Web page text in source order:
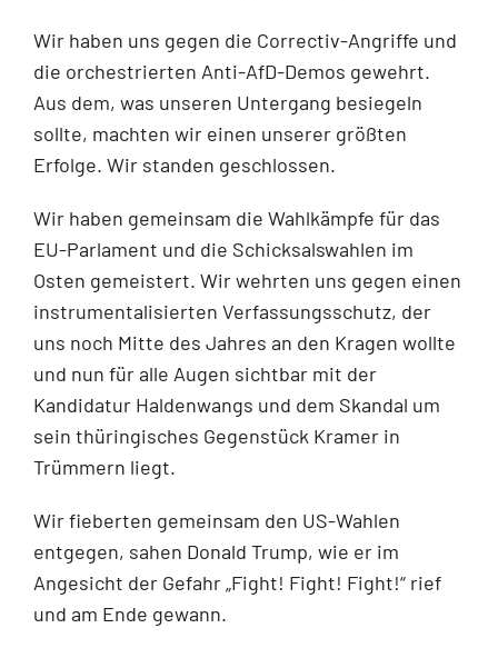
Wir haben uns gegen die Correctiv-Angriffe und
die orchestrierten Anti-AfD-Demos gewehrt.
Aus dem, was unseren Untergang besiegeln
sollte, machten wir einen unserer größten
Erfolge. Wir standen geschlossen.
Wir haben gemeinsam die Wahlkämpfe für das
EU-Parlament und die Schicksalswahlen im
Osten gemeistert. Wir wehrten uns gegen einen
instrumentalisierten Verfassungsschutz, der
uns noch Mitte des Jahres an den Kragen wollte
und nun für alle Augen sichtbar mit der
Kandidatur Haldenwangs und dem Skandal um
sein thüringisches Gegenstück Kramer in
Trümmern liegt.
Wir fieberten gemeinsam den US-Wahlen
entgegen, sahen Donald Trump, wie er im
Angesicht der Gefahr „Fight! Fight! Fight!“ rief
und am Ende gewann.